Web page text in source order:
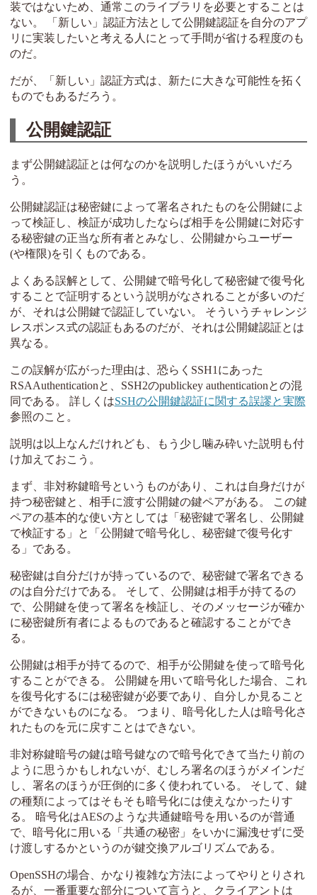
装ではないため、通常このライブラリを必要とすることは
ない。 「新しい」認証方法として公開鍵認証を自分のアプ
リに実装したいと考える人にとって手間が省ける程度のも
のだ。
だが、「新しい」認証方式は、新たに大きな可能性を拓く
ものでもあるだろう。
公開鍵認証
まず公開鍵認証とは何なのかを説明したほうがいいだろ
う。
公開鍵認証は秘密鍵によって署名されたものを公開鍵によ
って検証し、検証が成功したならば相手を公開鍵に対応す
る秘密鍵の正当な所有者とみなし、公開鍵からユーザー
(や権限)を引くものである。
よくある誤解として、公開鍵で暗号化して秘密鍵で復号化
することで証明するという説明がなされることが多いのだ
が、それは公開鍵で認証していない。 そういうチャレンジ
レスポンス式の認証もあるのだが、それは公開鍵認証とは
異なる。
この誤解が広がった理由は、恐らくSSH1にあった
RSAAuthenticationと、SSH2のpublickey authenticationとの混
同である。 詳しくはSSHの公開鍵認証に関する誤謬と実際
参照のこと。
説明は以上なんだけれども、もう少し噛み砕いた説明も付
け加えておこう。
まず、非対称鍵暗号というものがあり、これは自身だけが
持つ秘密鍵と、相手に渡す公開鍵の鍵ペアがある。 この鍵
ペアの基本的な使い方としては「秘密鍵で署名し、公開鍵
で検証する」と「公開鍵で暗号化し、秘密鍵で復号化す
る」である。
秘密鍵は自分だけが持っているので、秘密鍵で署名できる
のは自分だけである。 そして、公開鍵は相手が持てるの
で、公開鍵を使って署名を検証し、そのメッセージが確か
に秘密鍵所有者によるものであると確認することができ
る。
公開鍵は相手が持てるので、相手が公開鍵を使って暗号化
することができる。 公開鍵を用いて暗号化した場合、これ
を復号化するには秘密鍵が必要であり、自分しか見ること
ができないものになる。 つまり、暗号化した人は暗号化さ
れたものを元に戻すことはできない。
非対称鍵暗号の鍵は暗号鍵なので暗号化できて当たり前の
ように思うかもしれないが、むしろ署名のほうがメインだ
し、署名のほうが圧倒的に多く使われている。 そして、鍵
の種類によってはそもそも暗号化には使えなかったりす
る。 暗号化はAESのような共通鍵暗号を用いるのが普通
で、暗号化に用いる「共通の秘密」をいかに漏洩せずに受
け渡しするかというのが鍵交換アルゴリズムである。
OpenSSHの場合、かなり複雑な方法によってやりとりされ
るが、一番重要な部分について言うと、クライアントは